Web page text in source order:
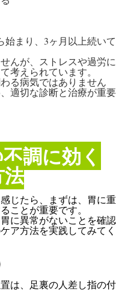
始まり、3ヶ月以上続いて
んが、ストレスや過労に
考えられています。
る病気ではありません
適切な診断と治療が重要
調に効く
じたら、まずは、胃に重
ことが重要です。
に異常がないことを確認
ア方法を実践してみてく
は、足裏の人差し指の付